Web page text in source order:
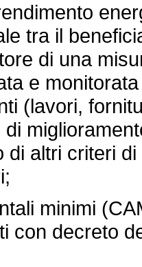
tra il
di una
e
(lavori,
di altri criteri
minimi
con decreto